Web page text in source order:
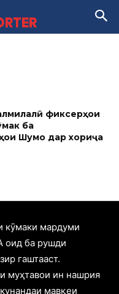
фиксерҳои
ба
Шумо дар хориҷа
кӯмаки мардуми
оид ба рушди
гаштааст.
муҳтавои ин нашрия
мавқеи